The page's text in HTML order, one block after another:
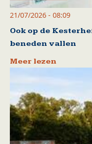
21/07/2026 - 08:09
Ook op de
beneden vallen
Meer lezen